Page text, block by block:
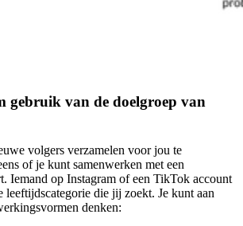
gebruik van de doelgroep van
volgers verzamelen voor jou te
of je kunt samenwerken met een
Iemand op Instagram of een TikTok account
leeftijdscategorie die jij zoekt. Je kunt aan
denken: